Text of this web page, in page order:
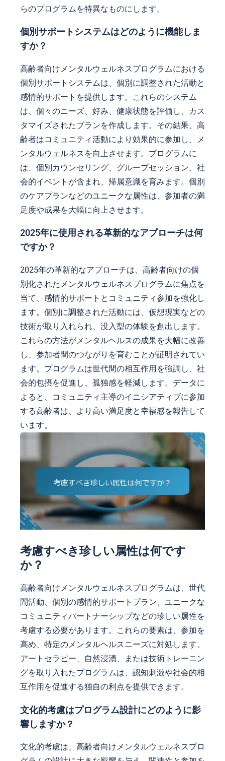
らのプログラムを特異なものにします。
個別サポートシステムはどのように機能しま
すか？
高齢者向けメンタルウェルネスプログラムにおける
個別サポートシステムは、個別に調整された活動と
感情的サポートを提供します。これらのシステム
は、個々のニーズ、好み、健康状態を評価し、カス
タマイズされたプランを作成します。その結果、高
齢者はコミュニティ活動により効果的に参加し、メ
ンタルウェルネスを向上させます。プログラムに
は、個別カウンセリング、グループセッション、社
会的イベントが含まれ、帰属意識を育みます。個別
のケアプランなどのユニークな属性は、参加者の満
足度や成果を大幅に向上させます。
2025年に使用される革新的なアプローチは何
ですか？
2025年の革新的なアプローチは、高齢者向けの個
別化されたメンタルウェルネスプログラムに焦点を
当て、感情的サポートとコミュニティ参加を強化し
ます。個別に調整された活動には、仮想現実などの
技術が取り入れられ、没入型の体験を創出します。
これらの方法がメンタルヘルスの成果を大幅に改善
し、参加者間のつながりを育むことが証明されてい
ます。プログラムは世代間の相互作用を強調し、社
会的包摂を促進し、孤独感を軽減します。データに
よると、コミュニティ主導のイニシアティブに参加
する高齢者は、より高い満足度と幸福感を報告して
います。
考慮すべき珍しい属性は何です
か？
高齢者向けメンタルウェルネスプログラムは、世代
間活動、個別の感情的サポートプラン、ユニークな
コミュニティパートナーシップなどの珍しい属性を
考慮する必要があります。これらの要素は、参加を
高め、特定のメンタルヘルスニーズに対処します。
アートセラピー、自然浸漬、または技術トレーニン
グを取り入れたプログラムは、認知刺激や社会的相
互作用を促進する独自の利点を提供できます。
文化的考慮はプログラム設計にどのように影
響しますか？
文化的考慮は、高齢者向けメンタルウェルネスプロ